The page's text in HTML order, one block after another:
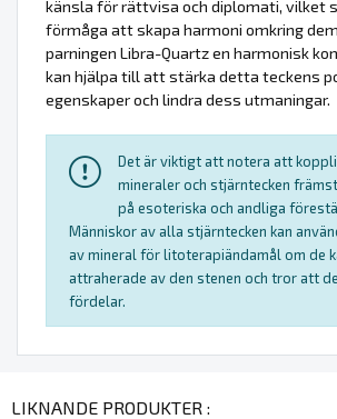
känsla för rättvisa och diplomati, vilket
förmåga att skapa harmoni omkring
parningen Libra-Quartz en harmonisk
kan hjälpa till att stärka detta teckens
egenskaper och lindra dess utmaningar.
Det är viktigt att notera att
mineraler och stjärntecken
på esoteriska och andliga
Människor av alla stjärntecken kan
av mineral för litoterapiändamål om de
attraherade av den stenen och tror att
fördelar.
LIKNANDE PRODUKTER :